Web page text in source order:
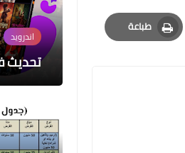
طباعة
Print
السلف
لشراء